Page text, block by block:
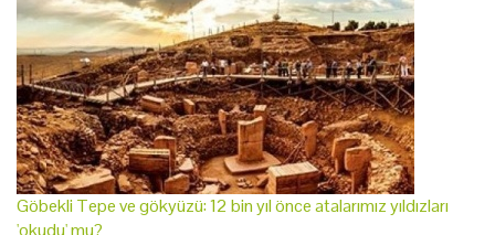
Göbekli Tepe ve gökyüzü: 12 bin yıl önce atalarımız yıldızları
'okudu' mu?